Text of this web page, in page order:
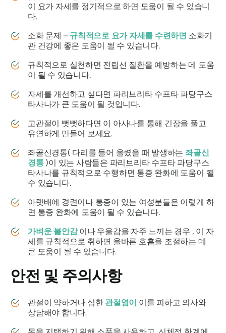
이 요가 자세를 정기적으로 하면 도움이 될 수 있습니
다.
소화 문제 – 규칙적으로 요가 자세를 수련하면 소화기
관 건강에 좋은 도움이 될 수 있습니다.
규칙적으로 실천하면 전립선 질환을 예방하는 데 도움
이 될 수 있습니다.
자세를 개선하고 싶다면 파리브리타 수프타 파당구스
타사나가 큰 도움이 될 것입니다.
고관절이 뻣뻣하다면 이 아사나를 통해 긴장을 풀고
유연하게 만들어 보세요.
좌골신경통( 다리를 들어 올렸을 때 발생하는 좌골신
경통)이 있는 사람들은 파리브리타 수프타 파당구스
타사나를 규칙적으로 수행하면 통증 완화에 도움이 될
수 있습니다.
아랫배에 경련이나 통증이 있는 여성분들은 이렇게 하
면 통증 완화에 도움이 될 수 있습니다.
가벼운 불안감이나 우울감을 자주 느끼는 경우 , 이 자
세를 규칙적으로 취하면 올바른 호흡을 조절하는 데
큰 도움이 될 수 있습니다.
안전 및 주의사항
관절이 약하거나 심한 관절염이 이를 피하고 의사와
상담해야 합니다.